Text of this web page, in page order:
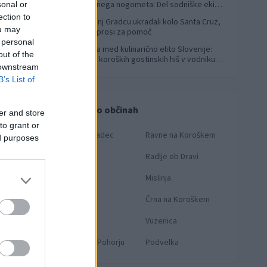
or
to
may
of the
List of
and store
grant or
purposes
svetovnega nogometa: Del sodniške ekipe
V Slovenj Gradcu ukradali kolo Santa Cruz,
lastnik prosi za pomoč
Koroška med kulinarično elito Slovenije:
Sedem koroških gostinskih hiš v vodniku
Novice po občinah
Slovenj Gradec
Ravne na Koroškem
Radlje ob Dravi
Mislinja
Črna na Koroškem
Vuzenica
Ribnica na Pohorju
Podvelka